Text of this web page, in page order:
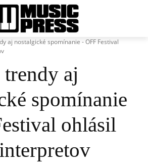
aj nostalgické spomínanie - OFF Festival
trendy aj
spomínanie
ohlásil